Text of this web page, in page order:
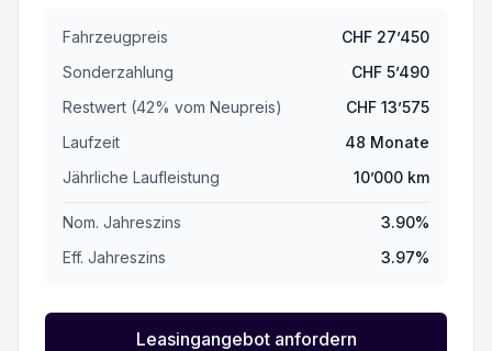
Fahrzeugpreis CHF 27’450
Sonderzahlung
CHF 5’490
Restwert (42% vom Neupreis) CHF 13’575
Laufzeit
48 Monate
Jährliche Laufleistung
10’000 km
Nom. Jahreszins 3.90%
Eff. Jahreszins
3.97%
Leasingangebot anfordern